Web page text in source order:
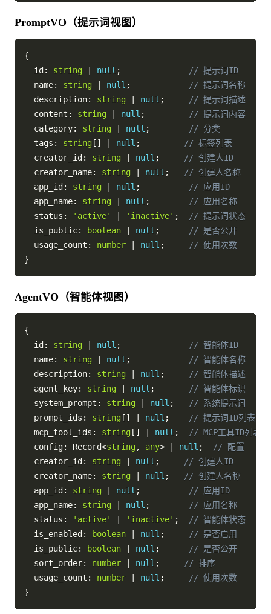
PromptVO（提示词视图）
{
  id
: string null ;
// 提示词ID
  name
: string null ;
// 提示词名称
  description
: string null ;
// 提示词描述
  content
: string null ;
// 提示词内容
  category
: string null ;
// 分类
  tags
: string [ ] null ;
// 标签列表
  creator_id
: string null ;
// 创建人ID
  creator_name
: string null ;
// 创建人名称
  app_id
: string null ;
// 应用ID
  app_name
: string null ;
// 应用名称
  status
: 'active' 'inactive' ;
// 提示词状态
  is_public
: boolean null ;
// 是否公开
  usage_count
: number null ;
// 使用次数
}
AgentVO（智能体视图）
{
  id
: string null ;
// 智能体ID
  name
: string null ;
// 智能体名称
  description
: string null ;
// 智能体描述
  agent_key
: string null ;
// 智能体标识
  system_prompt
: string null ;
// 系统提示词
  prompt_ids
: string [ ] null ;
// 提示词ID列表
  mcp_tool_ids
: string [ ] null ;
// MCP工具ID列表
  config
: Record<string, any> null ;
// 配置
  creator_id
: string null ;
// 创建人ID
  creator_name
: string null ;
// 创建人名称
  app_id
: string null ;
// 应用ID
  app_name
: string null ;
// 应用名称
  status
: 'active' 'inactive' ;
// 智能体状态
  is_enabled
: boolean null ;
// 是否启用
  is_public
: boolean null ;
// 是否公开
  sort_order
: number null ;
// 排序
  usage_count
: number null ;
// 使用次数
}